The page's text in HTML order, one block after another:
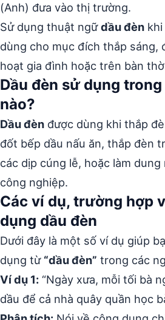
(Anh) đưa vào thị trường.
Sử dụng thuật ngữdầu đèn
dùng cho mục đích thắp sáng,
hoạt gia đình hoặc trên bàn
Dầu đèn sử dụng
nào?
Dầu đèn được dùng khi thắp
đốt bếp dầu nấu ăn, thắp đèn
các dịp cúng lễ, hoặc làm
công nghiệp.
Các ví dụ, trường hợp
dụng dầu đèn
Dưới đây là một số ví dụ giúp
dụng từ “dầu đèn” trong các
Ví dụ 1: “Ngày xưa, mỗi tối bà
dầu để cả nhà quây quần học